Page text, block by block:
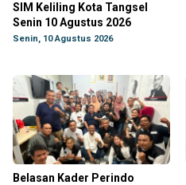
SIM Keliling Kota Tangsel
Senin 10 Agustus 2026
Senin, 10 Agustus 2026
Belasan Kader Perindo